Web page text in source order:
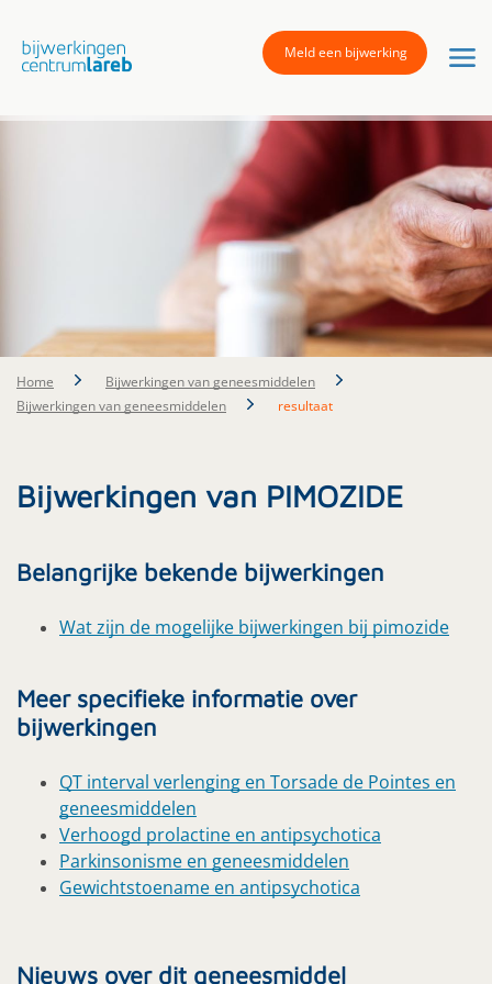
Meld een bijwerking
Home
Bijwerkingen van geneesmiddelen
Bijwerkingen van geneesmiddelen
resultaat
Bijwerkingen van PIMOZIDE
Belangrijke bekende bijwerkingen
Wat zijn de mogelijke bijwerkingen bij pimozide
Meer specifieke informatie over
bijwerkingen
QT interval verlenging en Torsade de Pointes en
geneesmiddelen
Verhoogd prolactine en antipsychotica
Parkinsonisme en geneesmiddelen
Gewichtstoename en antipsychotica
Nieuws over dit geneesmiddel